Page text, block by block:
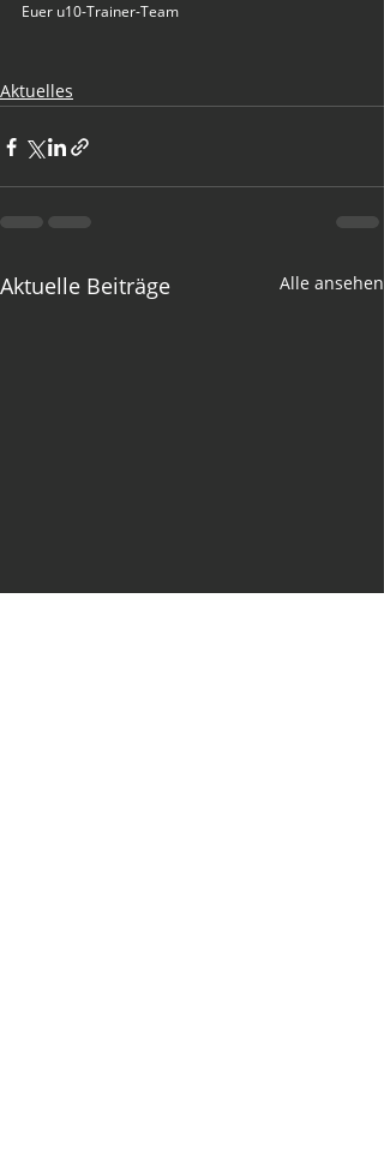
Euer u10-Trainer-Team
Aktuelles
Aktuelle Beiträge Alle ansehen